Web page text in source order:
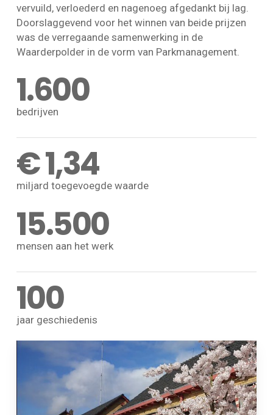
vervuild, verloederd en nagenoeg afgedankt bij lag.
Doorslaggevend voor het winnen van beide prijzen
was de verregaande samenwerking in de
Waarderpolder in de vorm van Parkmanagement.
1.600
bedrijven
€ 1,34
miljard toegevoegde waarde
15.500
mensen aan het werk
100
jaar geschiedenis